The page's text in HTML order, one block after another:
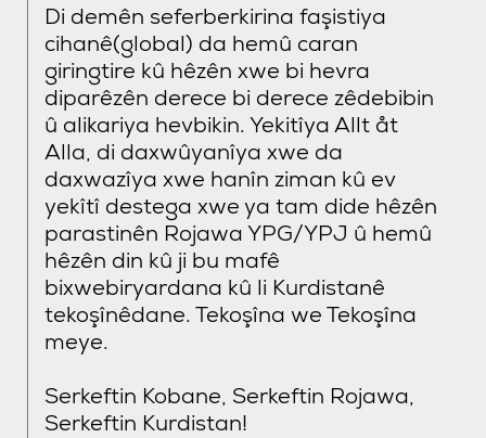
Di demên seferberkirina faşistiya
cihanê(global) da hemû caran
giringtire kû hêzên xwe bi hevra
diparêzên derece bi derece zêdebibin
û alikariya hevbikin. Yekitîya Allt åt
Alla, di daxwûyanîya xwe da
daxwazîya xwe hanîn ziman kû ev
yekîtî destega xwe ya tam dide hêzên
parastinên Rojawa YPG/YPJ û hemû
hêzên din kû ji bu mafê
bixwebiryardana kû li Kurdistanê
tekoşînêdane. Tekoşîna we Tekoşîna
meye.
Serkeftin Kobane, Serkeftin Rojawa,
Serkeftin Kurdistan!